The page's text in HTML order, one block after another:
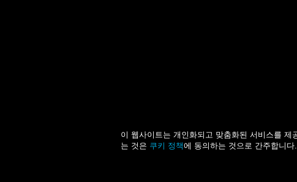
이 웹사이트는 개인화되고 맞춤화된 서비스를
는 것은 쿠키 정책에 동의하는 것으로 간주합니다.